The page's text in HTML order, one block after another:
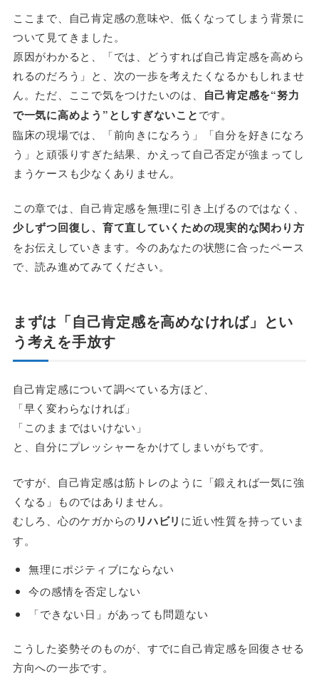
ここまで、自己肯定感の意味や、低くなってしまう背景に
ついて見てきました。
原因がわかると、「では、どうすれば自己肯定感を高めら
れるのだろう」と、次の一歩を考えたくなるかもしれませ
ん。ただ、ここで気をつけたいのは、
自己肯定感を“努力
で一気に高めよう”としすぎないことです。
臨床の現場では、「前向きになろう」「自分を好きになろ
う」と頑張りすぎた結果、かえって自己否定が強まってし
まうケースも少なくありません。
この章では、自己肯定感を無理に引き上げるのではなく、
少しずつ回復し、育て直していくための現実的な関わり方
をお伝えしていきます。今のあなたの状態に合ったペース
で、読み進めてみてください。
まずは「自己肯定感を高めなければ」とい
う考えを手放す
自己肯定感について調べている方ほど、
「早く変わらなければ」
「このままではいけない」
と、自分にプレッシャーをかけてしまいがちです。
ですが、自己肯定感は筋トレのように「鍛えれば一気に強
くなる」ものではありません。
むしろ、心のケガからのリハビリ に近い性質を持っていま
す。
無理にポジティブにならない
今の感情を否定しない
「できない日」があっても問題ない
こうした姿勢そのものが、すでに自己肯定感を回復させる
方向への一歩です。